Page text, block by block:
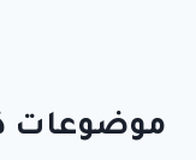
موضوعات